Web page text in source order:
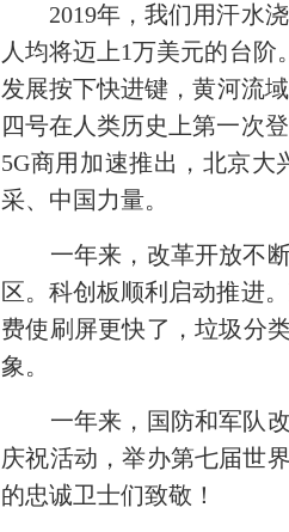
2019年，我们用汗水浇
人均将迈上1万美元的台
发展按下快进键，黄河流
四号在人类历史上第一次
5G商用加速推出，北京
采、中国力量。
一年来，改革开放不断
区。科创板顺利启动推进
费使刷屏更快了，垃圾分
象。
一年来，国防和军队改
庆祝活动，举办第七届世
的忠诚卫士们致敬！